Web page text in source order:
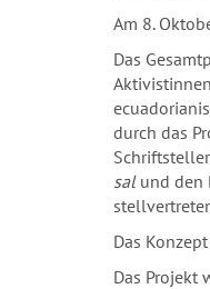
Am 8.
Das
durch das
sal und den
Das
Das Projekt